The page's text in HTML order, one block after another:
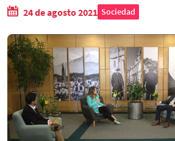
24 de agosto 2021 Sociedad